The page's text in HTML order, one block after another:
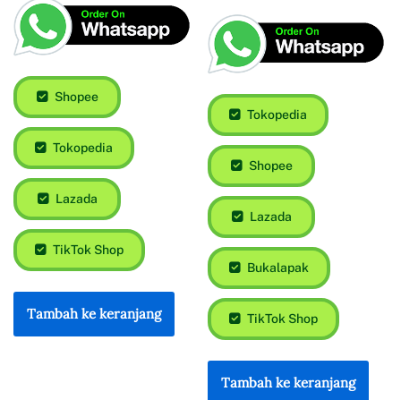
Shopee
Tokopedia
Lazada
TikTok Shop
Tambah ke keranjang
Tokopedia
Shopee
Lazada
Bukalapak
TikTok Shop
Tambah ke keranjang